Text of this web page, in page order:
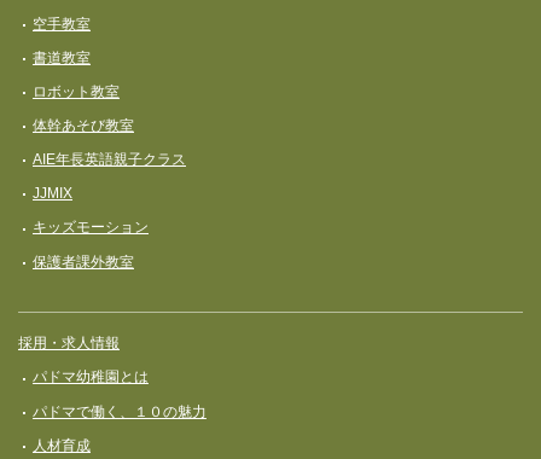
空手教室
書道教室
ロボット教室
体幹あそび教室
AIE年長英語親子クラス
JJMIX
キッズモーション
保護者課外教室
採用・求人情報
パドマ幼稚園とは
パドマで働く、１０の魅力
人材育成